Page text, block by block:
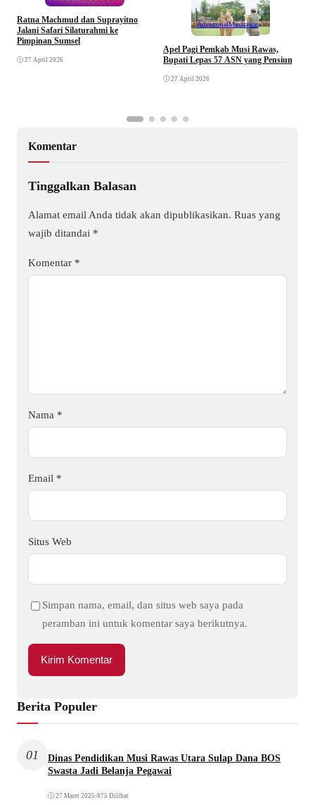
Ratna Machmud dan Suprayitno
Jalani Safari Silaturahmi ke
Pimpinan Sumsel
27 April 2026
AdvertorialMusirawas
Apel Pagi Pemkab Musi Rawas,
Bupati Lepas 57 ASN yang Pensiun
27 April 2026
Komentar
Tinggalkan Balasan
Alamat email Anda tidak akan dipublikasikan. Ruas yang
wajib ditandai *
Komentar *
Nama *
Email *
Situs Web
Simpan nama, email, dan situs web saya pada
peramban ini untuk komentar saya berikutnya.
Berita Populer
01
Dinas Pendidikan Musi Rawas Utara Sulap Dana BOS
Swasta Jadi Belanja Pegawai
27 Maret 2025 •875 Dilihat